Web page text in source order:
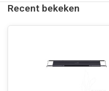
Recent bekeken